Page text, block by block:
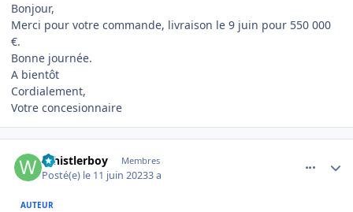
Bonjour,
Merci pour votre commande, livraison le 9 juin pour 550 000
€.
Bonne journée.
A bientôt
Cordialement,
Votre concesionnaire
Whistlerboy Membres
Posté(e) le 11 juin 20233 a
AUTEUR